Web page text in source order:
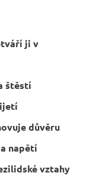
ji v
štěstí
důvěru
napětí
vztahy